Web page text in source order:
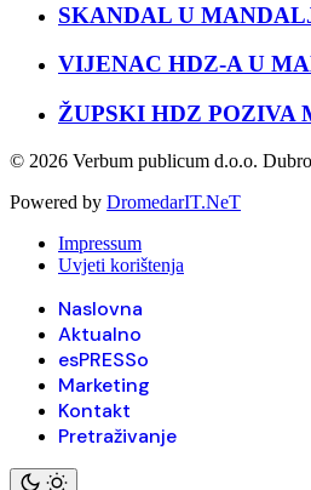
SKANDAL U
VIJENAC HDZ-A U
ŽUPSKI HDZ POZIVA
© 2026 Verbum publicum d.o.o.
Powered by DromedarIT.NeT
Impressum
Uvjeti korištenja
Naslovna
Aktualno
esPRESSo
Marketing
Kontakt
Pretraživanje